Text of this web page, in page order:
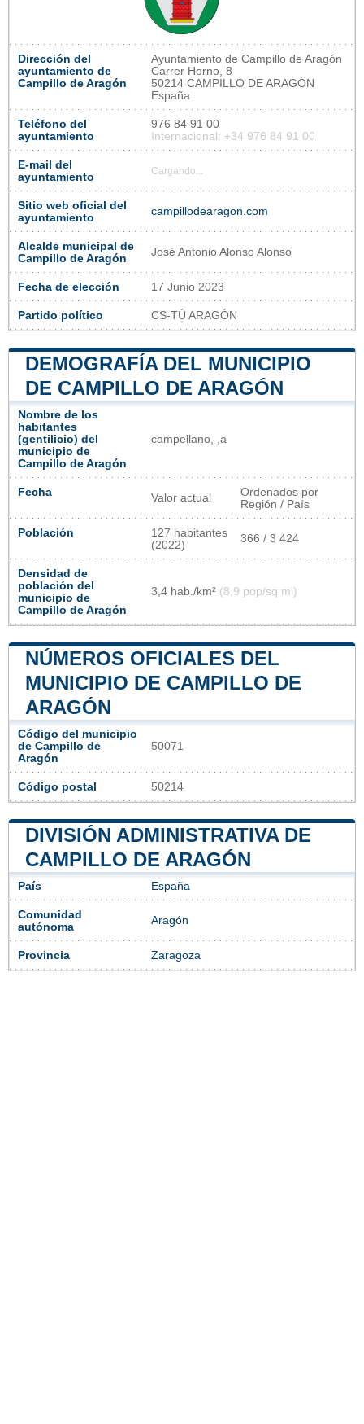
Dirección del
ayuntamiento de
Campillo de Aragón
Ayuntamiento de Campillo de Aragón
Carrer Horno, 8
50214 CAMPILLO DE ARAGÓN
España
Teléfono del
ayuntamiento
976 84 91 00
Internacional: +34 976 84 91 00
E-mail del
ayuntamiento
Cargando...
Sitio web oficial del
ayuntamiento
campillodearagon.com
Alcalde municipal de
Campillo de Aragón
José Antonio Alonso Alonso
Fecha de elección 17 Junio 2023
Partido político CS-TÚ ARAGÓN
DEMOGRAFÍA DEL MUNICIPIO
DE CAMPILLO DE ARAGÓN
Nombre de los
habitantes
(gentilicio) del
municipio de
Campillo de Aragón
campellano, ,a
Fecha Valor actual
Ordenados por
Región / País
Población
127 habitantes
(2022)
366 / 3 424
Densidad de
población del
municipio de
Campillo de Aragón
3,4 hab./km² (8,9 pop/sq mi)
NÚMEROS OFICIALES DEL
MUNICIPIO DE CAMPILLO DE
ARAGÓN
Código del municipio
de Campillo de
Aragón
50071
Código postal 50214
DIVISIÓN ADMINISTRATIVA DE
CAMPILLO DE ARAGÓN
País España
Comunidad
autónoma
Aragón
Provincia Zaragoza